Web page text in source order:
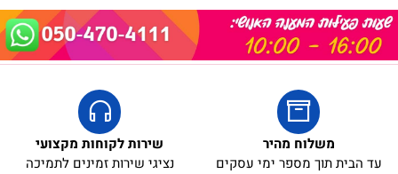
משלוח מהיר
עד הבית תוך מספר ימי עסקים
שירות לקוחות מקצועי
נציגי שירות זמינים לתמיכה